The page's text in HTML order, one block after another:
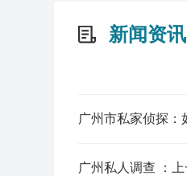
新闻资讯